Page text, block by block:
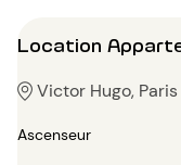
Location
Victor Hugo, Paris
Ascenseur